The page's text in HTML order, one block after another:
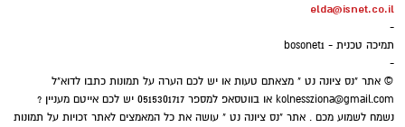
elda@isnet.co.il
-
תמיכה טכנית - bosonet1
-
© אתר "נס ציונה נט " מצאתם טעות או יש לכם הערה על תמונות כתבו לדוא"ל
kolnessziona@gmail.com
או בווטסאפ למספר 0515301717 יש לכם אייטם מעניין ?
נשמח לשמוע מכם . אתר "נס ציונה נט " עושה את כל המאמצים לאתר זכויות על תמונות